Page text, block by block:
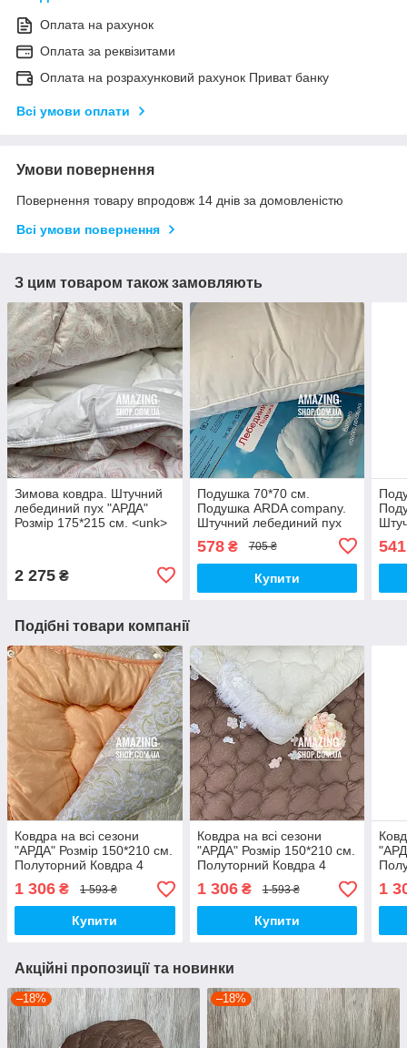
Оплата на рахунок
Оплата за реквізитами
Оплата на розрахунковий рахунок Приват банку
Всі умови оплати
Умови повернення
Повернення товару впродовж 14 днів за домовленістю
Всі умови повернення
З цим товаром також замовляють
Зимова ковдра. Штучний
лебединий пух "АРДА"
Розмір 175*215 см. <unk>
2 275 ₴
Подушка 70*70 см.
Подушка ARDA company.
Штучний лебединий пух
578₴ 705 ₴
Купити
541
Подібні товари компанії
Ковдра на всі сезони
"АРДА" Розмір 150*210 см.
Полуторний Ковдра 4
сезони. Стьобана ковдра
на холофайбері
1 306 ₴ 1 593 ₴
Купити
Ковдра на всі сезони
"АРДА" Розмір 150*210 см.
Полуторний Ковдра 4
сезони. Стьобана ковдра
на холофайбері
1 306₴ 1 593 ₴
Купити
на
1
Акційні пропозиції та новинки
–18% –18%